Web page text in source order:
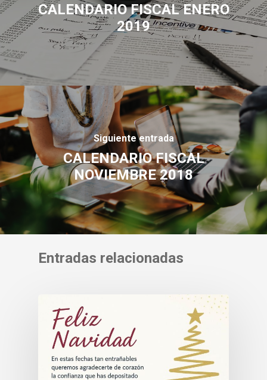
CALENDARIO FISCAL ENERO
2019
Siguiente entrada
CALENDARIO FISCAL
NOVIEMBRE 2018
Entradas relacionadas